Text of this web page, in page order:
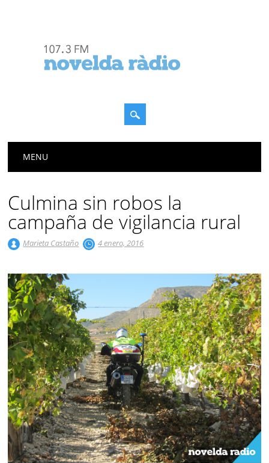
Menú principal
MENU
Culmina sin robos la
campaña de vigilancia rural
Marieta Castaño 4 enero, 2016